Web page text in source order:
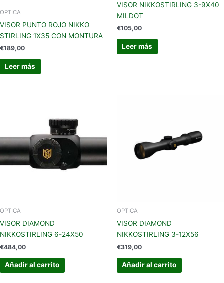
OPTICA
VISOR PUNTO ROJO NIKKO
STIRLING 1X35 CON MONTURA
€189,00
Leer más
VISOR NIKKOSTIRLING 3-9X40
MILDOT
€105,00
Leer más
OPTICA
VISOR DIAMOND
NIKKOSTIRLING 6-24X50
€484,00
Añadir al carrito
OPTICA
VISOR DIAMOND
NIKKOSTIRLING 3-12X56
€319,00
Añadir al carrito